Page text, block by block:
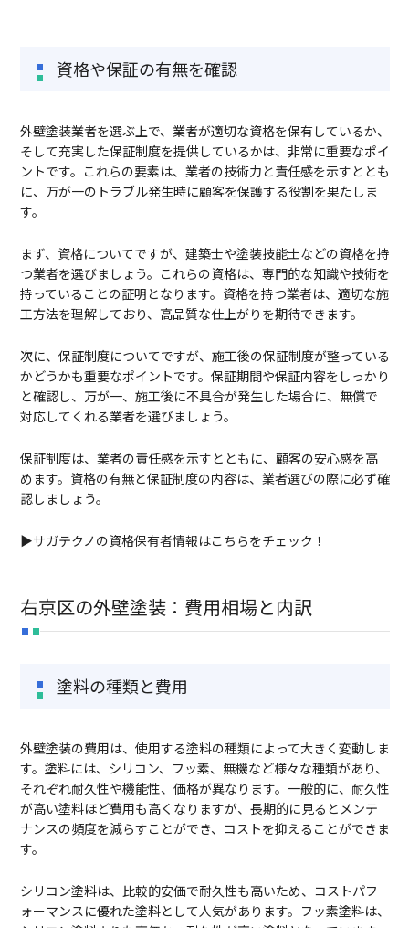
資格や保証の有無を確認
外壁塗装業者を選ぶ上で、業者が適切な資格を保有しているか、
そして充実した保証制度を提供しているかは、非常に重要なポイ
ントです。これらの要素は、業者の技術力と責任感を示すととも
に、万が一のトラブル発生時に顧客を保護する役割を果たしま
す。
まず、資格についてですが、建築士や塗装技能士などの資格を持
つ業者を選びましょう。これらの資格は、専門的な知識や技術を
持っていることの証明となります。資格を持つ業者は、適切な施
工方法を理解しており、高品質な仕上がりを期待できます。
次に、保証制度についてですが、施工後の保証制度が整っている
かどうかも重要なポイントです。保証期間や保証内容をしっかり
と確認し、万が一、施工後に不具合が発生した場合に、無償で
対応してくれる業者を選びましょう。
保証制度は、業者の責任感を示すとともに、顧客の安心感を高
めます。資格の有無と保証制度の内容は、業者選びの際に必ず確
認しましょう。
▶サガテクノの資格保有者情報はこちらをチェック！
右京区の外壁塗装：費用相場と内訳
塗料の種類と費用
外壁塗装の費用は、使用する塗料の種類によって大きく変動しま
す。塗料には、シリコン、フッ素、無機など様々な種類があり、
それぞれ耐久性や機能性、価格が異なります。一般的に、耐久性
が高い塗料ほど費用も高くなりますが、長期的に見るとメンテ
ナンスの頻度を減らすことができ、コストを抑えることができま
す。
シリコン塗料は、比較的安価で耐久性も高いため、コストパフ
ォーマンスに優れた塗料として人気があります。フッ素塗料は、